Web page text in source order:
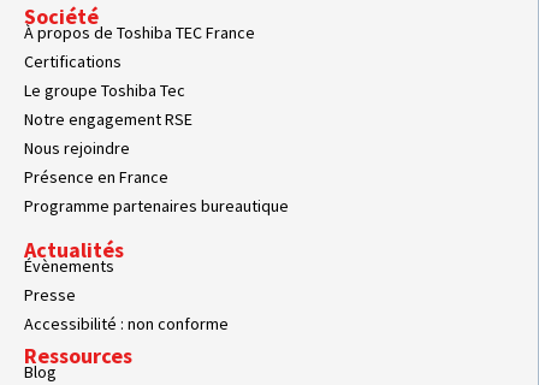
Société
À propos de Toshiba TEC France
Certifications
Le groupe Toshiba Tec
Notre engagement RSE
Nous rejoindre
Présence en France
Programme partenaires bureautique
Actualités
Évènements
Presse
Accessibilité : non conforme
Ressources
Blog